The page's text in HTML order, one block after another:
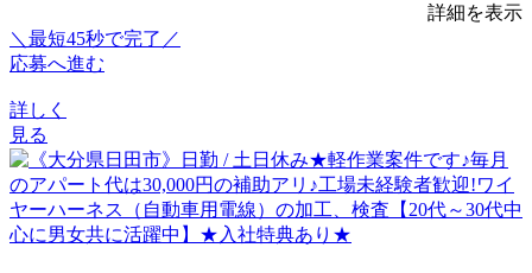
詳細を表示
＼最短45秒で完了／
応募へ進む
詳しく
見る